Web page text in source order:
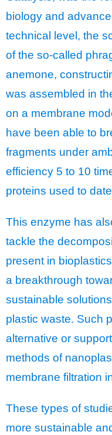
biology and
technical level, the
of the so-called
anemone,
was assembled in
on a membrane
have been able to
fragments under
efficiency 5 to 10
proteins used to
This enzyme has
tackle the
present in
a breakthrough
sustainable
plastic waste. Such
alternative or
methods of
membrane filtration
These types of
more sustainable